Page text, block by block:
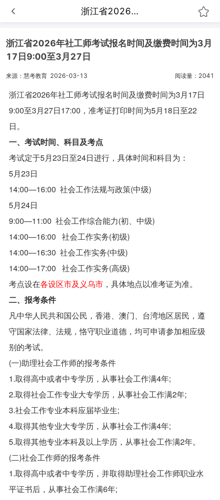
浙江省2026...
浙江省2026年社工师考试报名时间及缴费时间为3月
17日9:00至3月27日
来源：慧考教育 2026-03-13 阅读量：2041
浙江省2026年社工师考试报名时间及缴费时间为3月17日
9:00至3月27日17:00，准考证打印时间为5月18日至22
日。
一、考试时间、科目及考点
考试定于5月23日至24日进行，具体时间和科目为：
5月23日
14:00—16:00 社会工作法规与政策(中级)
5月24日
9:00—11:00 社会工作综合能力(初、中级)
14:00—16:00 社会工作实务(初级)
14:00—16:30 社会工作实务(中级)
14:00—17:00 社会工作实务(高级)
考点设在各设区市及义乌市 ，具体地点以准考证为准。
二、报考条件
凡中华人民共和国公民，香港、澳门、台湾地区居民，遵
守国家法律、法规，恪守职业道德，均可申请参加相应级
别的考试。
(一)助理社会工作师的报考条件
1.取得高中或者中专学历，从事社会工作满4年;
2.取得社会工作专业大专学历，从事社会工作满2年;
3.社会工作专业本科应届毕业生;
4.取得其他专业大专学历，从事社会工作满4年;
5.取得其他专业本科及以上学历，从事社会工作满2年。
(二)社会工作师的报考条件
1.取得高中或者中专学历，并取得助理社会工作师职业水
平证书后，从事社会工作满6年;